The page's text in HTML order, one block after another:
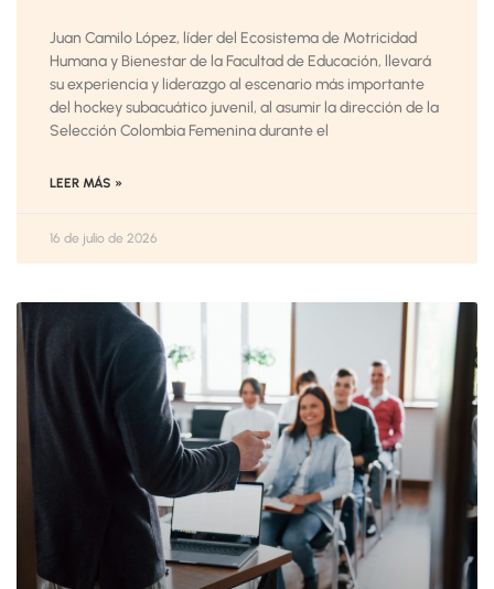
Juan Camilo López, líder del Ecosistema de Motricidad
Humana y Bienestar de la Facultad de Educación, llevará
su experiencia y liderazgo al escenario más importante
del hockey subacuático juvenil, al asumir la dirección de la
Selección Colombia Femenina durante el
LEER MÁS »
16 de julio de 2026